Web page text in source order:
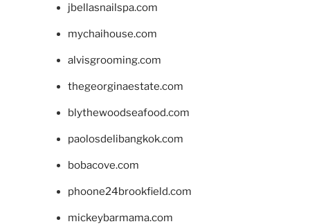
jbellasnailspa.com
mychaihouse.com
alvisgrooming.com
thegeorginaestate.com
blythewoodseafood.com
paolosdelibangkok.com
bobacove.com
phoone24brookfield.com
mickeybarmama.com